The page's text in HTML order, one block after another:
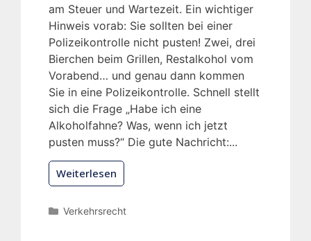
am Steuer und Wartezeit. Ein wichtiger
Hinweis vorab: Sie sollten bei einer
Polizeikontrolle nicht pusten! Zwei, drei
Bierchen beim Grillen, Restalkohol vom
Vorabend… und genau dann kommen
Sie in eine Polizeikontrolle. Schnell stellt
sich die Frage „Habe ich eine
Alkoholfahne? Was, wenn ich jetzt
pusten muss?“ Die gute Nachricht:...
Weiterlesen
Verkehrsrecht